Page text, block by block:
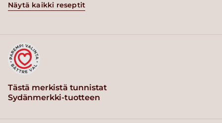
Näytä kaikki reseptit
Tästä merkistä tunnistat
Sydänmerkki-tuotteen